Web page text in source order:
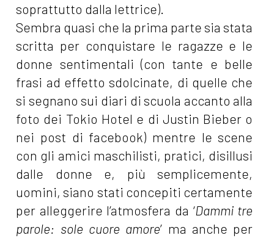
soprattutto dalla lettrice).
Sembra quasi che la prima parte sia stata
scritta per conquistare le ragazze e le
donne sentimentali (con tante e belle
frasi ad effetto sdolcinate, di quelle che
si segnano sui diari di scuola accanto alla
foto dei Tokio Hotel e di Justin Bieber o
nei post di facebook) mentre le scene
con gli amici maschilisti, pratici, disillusi
dalle donne e, più semplicemente,
uomini, siano stati concepiti certamente
per alleggerire l’atmosfera da ‘Dammi tre
parole: sole cuore amore’ ma anche per